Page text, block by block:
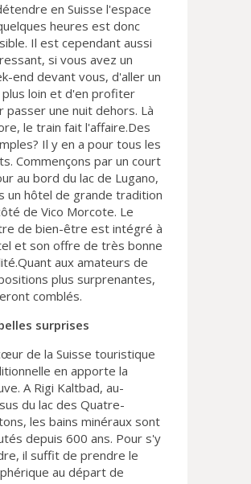
en Suisse l'espace
heures est donc
Il est cependant aussi
si vous avez un
end devant vous, d'aller un
plus loin et d'en profiter
passer une nuit dehors. Là
le train fait l'affaire.Des
Il y en a pour tous les
Commençons par un court
au bord du lac de Lugano,
un hôtel de grande tradition
de Vico Morcote. Le
de bien-être est intégré à
et son offre de très bonne
aux amateurs de
plus surprenantes,
comblés.
surprises
de la Suisse touristique
en apporte la
A Rigi Kaltbad, au-
du lac des Quatre-
les bains minéraux sont
depuis 600 ans. Pour s'y
il suffit de prendre le
au départ de